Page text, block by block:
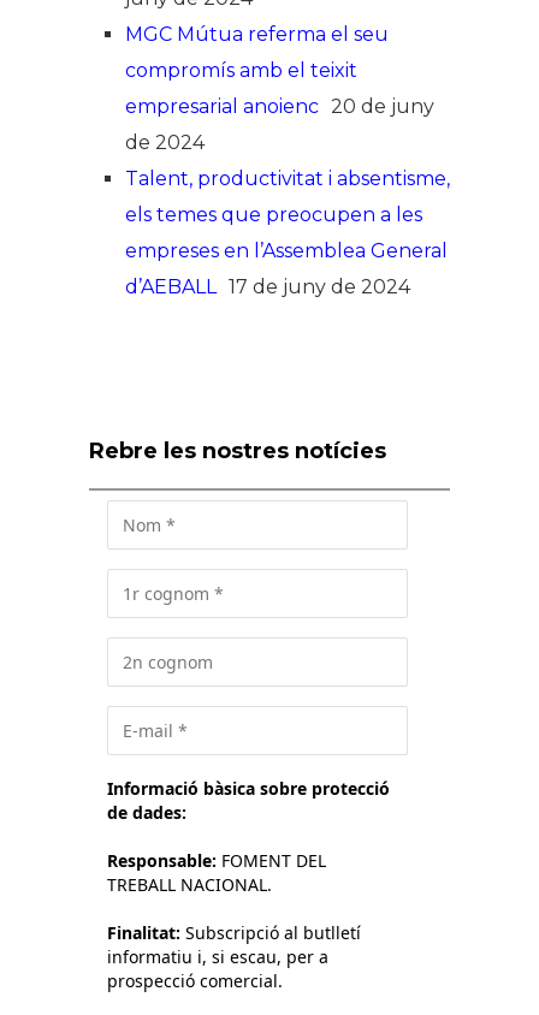
MGC Mútua referma el seu
compromís amb el teixit
empresarial anoienc 20 de juny
de 2024
Talent, productivitat i absentisme,
els temes que preocupen a les
empreses en l’Assemblea General
d’AEBALL 17 de juny de 2024
Rebre les nostres notícies
Informació bàsica sobre protecció
de dades:
Responsable: FOMENT DEL
TREBALL NACIONAL.
Finalitat: Subscripció al butlletí
informatiu i, si escau, per a
prospecció comercial.